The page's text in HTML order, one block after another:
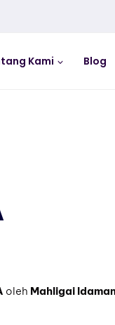
Kami Blog
oleh Mahligai